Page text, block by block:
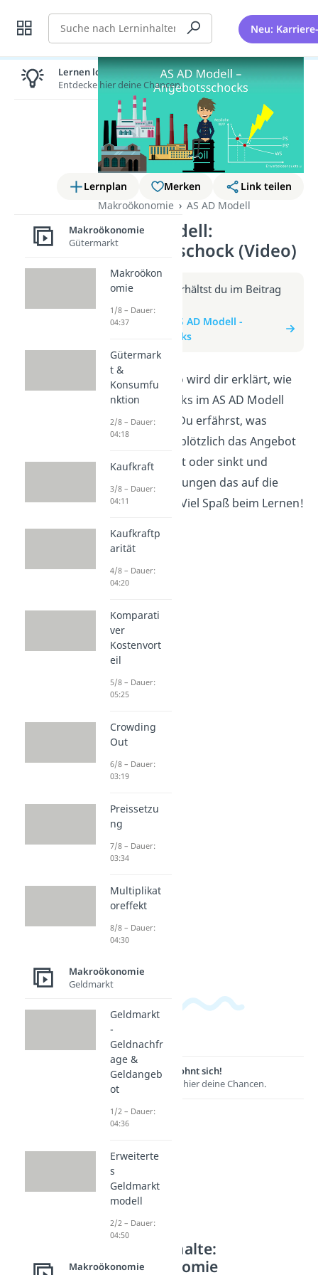
Suche Neu:
Lernplan Merken
Link teilen
Makroökonomie
AS AD Modell
AS AD Modell:
Angebotsschock (Video)
Weitere Infos erhältst du im Beitrag
zum Video
zum Beitrag: AS AD Modell -
Angebotsschocks
In diesem Video wird dir erklärt, wie
Angebotsschocks im AS AD Modell
funktionieren. Du erfährst, was
passiert, wenn plötzlich das Angebot
an Gütern steigt oder sinkt und
welche Auswirkungen das auf die
Wirtschaft hat. Viel Spaß beim Lernen!
Lernen lohnt sich!
Entdecke hier deine Chancen.
Weitere Inhalte:
Makroökonomie
Lernen lohnt sich!
Entdecke hier deine Chancen.
Makroökonomie
Gütermarkt
Makroökon
omie
1/8 – Dauer:
04:37
Gütermark
t &
Konsumfu
nktion
2/8 – Dauer:
04:18
Kaufkraft
3/8 – Dauer:
04:11
Kaufkraftp
arität
4/8 – Dauer:
04:20
Komparati
ver
Kostenvort
eil
5/8 – Dauer:
05:25
Crowding
Out
6/8 – Dauer:
03:19
Preissetzu
ng
7/8 – Dauer:
03:34
Multiplikat
oreffekt
8/8 – Dauer:
04:30
Makroökonomie
Geldmarkt
Geldmarkt
-
Geldnachfr
age &
Geldangeb
ot
1/2 – Dauer:
04:36
Erweiterte
s
Geldmarkt
modell
2/2 – Dauer:
04:50
Makroökonomie